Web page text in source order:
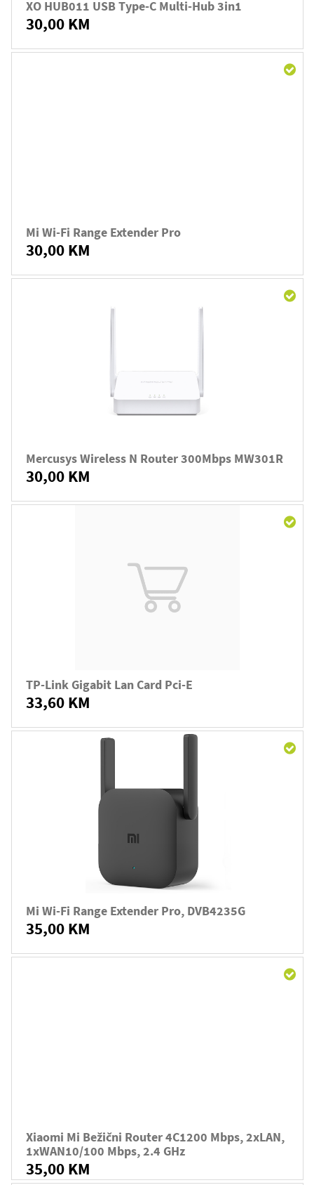
XO HUB011 USB Type-C Multi-Hub 3in1
30,00 KM
Mi Wi-Fi Range Extender Pro
30,00 KM
Mercusys Wireless N Router 300Mbps MW301R
30,00 KM
TP-Link Gigabit Lan Card Pci-E
33,60 KM
Mi Wi-Fi Range Extender Pro, DVB4235G
35,00 KM
Xiaomi Mi Bežični Router 4C1200 Mbps, 2xLAN,
1xWAN10/100 Mbps, 2.4 GHz
35,00 KM